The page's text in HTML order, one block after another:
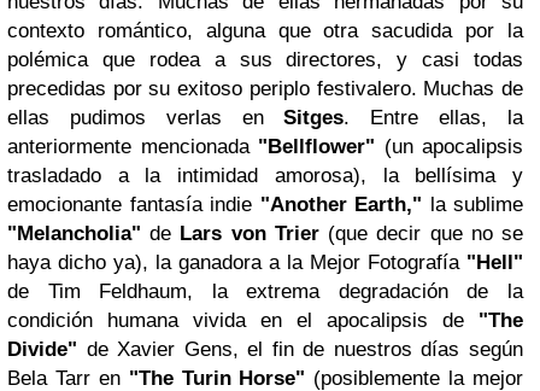
contexto romántico, alguna que otra sacudida por la
polémica que rodea a sus directores, y casi todas
precedidas por su exitoso periplo festivalero. Muchas de
ellas pudimos verlas enSitges. Entre ellas, la
anteriormente mencionada "Bellflower" (un apocalipsis
trasladado a la intimidad amorosa), la bellísima y
emocionante fantasía indie "Another Earth," la sublime
"Melancholia" de Lars von Trier(que decir que no se
haya dicho ya), la ganadora a la Mejor Fotografía "Hell"
de Tim Feldhaum, la extrema degradación de la
condición humana vivida en el apocalipsis de "The
Divide" de Xavier Gens, el fin de nuestros días según
Bela Tarr en "The Turin Horse" (posiblemente la mejor